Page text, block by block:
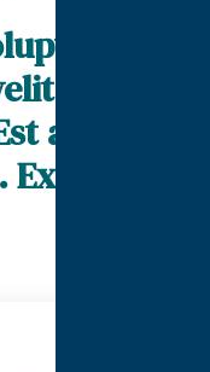
Qui
alias